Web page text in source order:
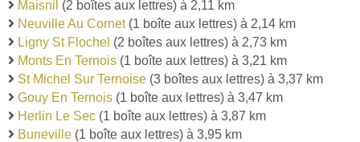
Maisnil (2 boîtes aux lettres) à 2,11 km
Neuville Au Cornet(1 boîte aux lettres) à 2,14 km
Ligny St Flochel (2 boîtes aux lettres) à 2,73 km
Monts En Ternois (1 boîte aux lettres) à 3,21 km
St Michel Sur Ternoise (3 boîtes aux lettres) à 3,37 km
Gouy En Ternois (1 boîte aux lettres) à 3,47 km
Herlin Le Sec (1 boîte aux lettres) à 3,87 km
Buneville (1 boîte aux lettres) à 3,95 km